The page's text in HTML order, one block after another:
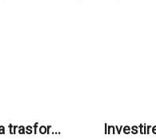
Cina. Come sfruttare la trasformazione del Celeste Impero | Pictet Asset Management